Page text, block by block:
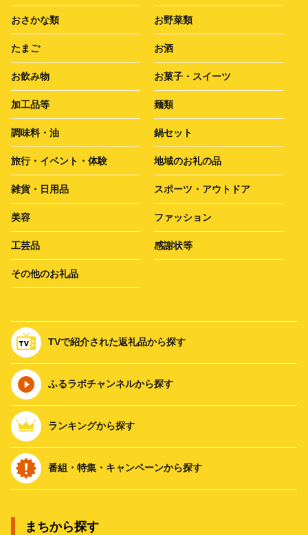
おさかな類 お野菜類
たまご お酒
お飲み物 お菓子・スイーツ
加工品等 麺類
調味料・油 鍋セット
旅行・イベント・体験 地域のお礼の品
雑貨・日用品 スポーツ・アウトドア
美容 ファッション
工芸品 感謝状等
その他のお礼品
TVで紹介された返礼品から探す
ふるラボチャンネルから探す
ランキングから探す
番組・特集・キャンペーンから探す
まちから探す